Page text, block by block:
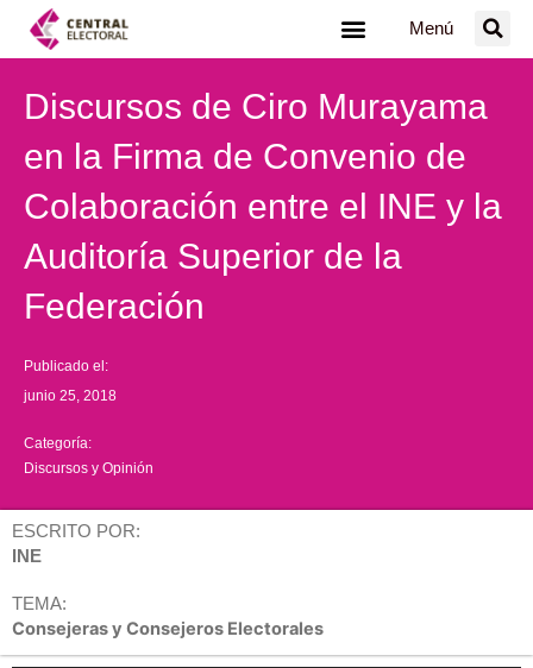
Menú
Discursos de Ciro Murayama
en la Firma de Convenio de
Colaboración entre el INE y la
Auditoría Superior de la
Federación
Publicado el:
junio 25, 2018
Categoría:
Discursos y Opinión
ESCRITO POR:
INE
TEMA:
Consejeras y Consejeros Electorales